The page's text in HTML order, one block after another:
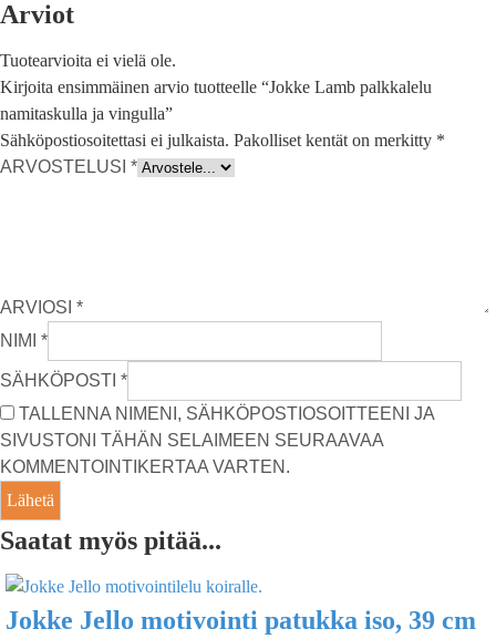
Arviot
Tuotearvioita ei vielä ole.
Kirjoita ensimmäinen arvio tuotteelle “Jokke Lamb palkkalelu
namitaskulla ja vingulla”
Sähköpostiosoitettasi ei julkaista. Pakolliset kentät on merkitty *
ARVOSTELUSI *
ARVIOSI *
NIMI *
SÄHKÖPOSTI *
TALLENNA NIMENI, SÄHKÖPOSTIOSOITTEENI JA
SIVUSTONI TÄHÄN SELAIMEEN SEURAAVAA
KOMMENTOINTIKERTAA VARTEN.
Saatat myös pitää...
Jokke Jello motivointi patukka iso, 39 cm